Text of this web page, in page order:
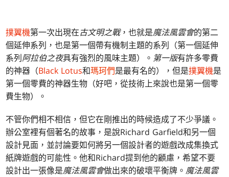
撲翼機第一次出現在古文明之戰，也就是魔法風雲會的第二
個延伸系列，也是第一個帶有機制主題的系列（第一個延伸
系列阿拉伯之夜具有強烈的風味主題）。 第一版有許多零費
的神器（Black Lotus和瑪珂們是最有名的），但是撲翼機是
第一個零費的神器生物（好吧，從技術上來說也是第一個零
費生物）。
不管你們相不相信，但它在剛推出的時候造成了不少爭議。
辦公室裡有個著名的故事，是說Richard Garfield和另一個
設計見面，並討論要如何將另一個設計者的遊戲改成集換式
紙牌遊戲的可能性。他和Richard提到他的顧慮，希望不要
設計出一張像是魔法風雲會做出來的破壞平衡牌。 魔法風雲